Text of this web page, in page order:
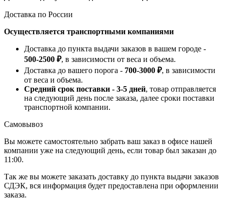
Доставка по России
Осуществляется транспортными компаниями
Доставка до пункта выдачи заказов в вашем городе -
500-2500 ₽, в зависимости от веса и объема.
Доставка до вашего порога - 700-3000 ₽, в зависимости
от веса и объема.
Средний срок поставки - 3-5 дней, товар отправляется
на следующий день после заказа, далее сроки поставки
транспортной компании.
Самовывоз
Вы можете самостоятельно забрать ваш заказ в офисе нашей
компании уже на следующий день, если товар был заказан до
11:00.
Так же вы можете заказать доставку до пункта выдачи заказов
СДЭК, вся информация будет предоставлена при оформлении
заказа.